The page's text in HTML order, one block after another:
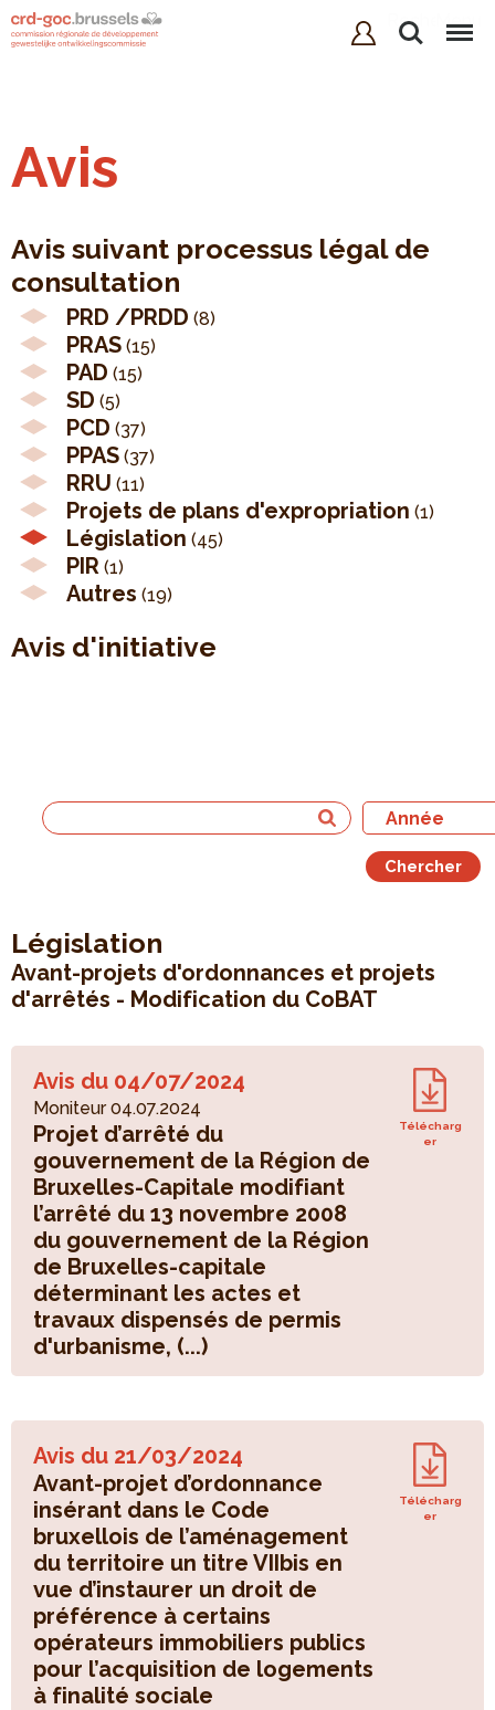
Rechercher
Menu
Avis
Avis suivant processus légal de
consultation
PRD /PRDD (8)
PRAS (15)
PAD (15)
SD (5)
PCD (37)
PPAS (37)
RRU (11)
Projets de plans d'expropriation (1)
Législation (45)
PIR (1)
Autres (19)
Avis d'initiative
Législation
Avant-projets d'ordonnances et projets
d'arrêtés - Modification du CoBAT
Avis du 04/07/2024
Moniteur 04.07.2024
Projet d’arrêté du
gouvernement de la Région de
Bruxelles-Capitale modifiant
l’arrêté du 13 novembre 2008
du gouvernement de la Région
de Bruxelles-capitale
déterminant les actes et
travaux dispensés de permis
d'urbanisme, (...)
Télécharg
er
Avis du 21/03/2024
Avant-projet d’ordonnance
insérant dans le Code
bruxellois de l’aménagement
du territoire un titre VIIbis en
vue d’instaurer un droit de
préférence à certains
opérateurs immobiliers publics
pour l’acquisition de logements
à finalité sociale
Télécharg
er